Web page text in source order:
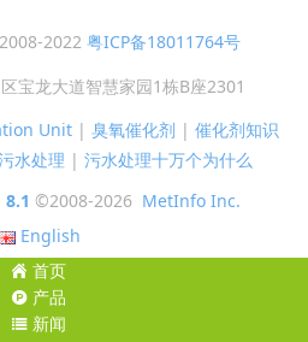
2022 粤ICP备18011764号
宝龙大道智慧家园1栋B座2301
Unit | 臭氧催化剂 | 催化剂知识
水处理 | 污水处理十万个为什么
©2008-2026 MetInfo Inc.
English
首页
产品
新闻